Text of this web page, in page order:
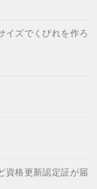
イズでくびれを作ろ
資格更新認定証が届